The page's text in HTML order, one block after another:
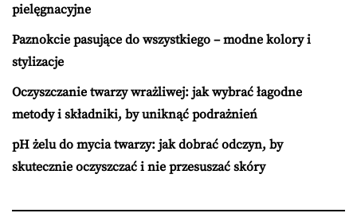
pielęgnacyjne
Paznokcie pasujące do wszystkiego – modne kolory i
stylizacje
Oczyszczanie twarzy wrażliwej: jak wybrać łagodne
metody i składniki, by uniknąć podrażnień
pH żelu do mycia twarzy: jak dobrać odczyn, by
skutecznie oczyszczać i nie przesuszać skóry